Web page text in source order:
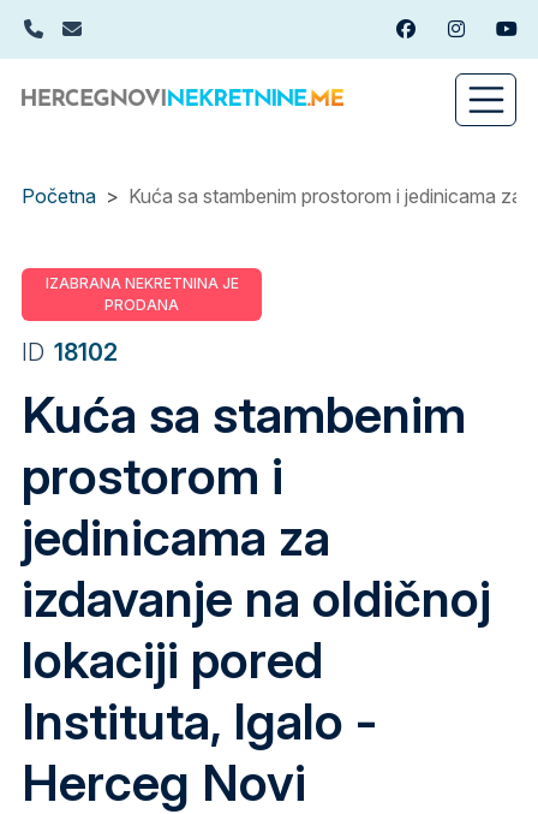
Skip
content
+382(0)67 449 988
info@hercegnovinekretnine.me FacebookInstagram
Početna Kuća sa stambenim prostorom i jedinicama
IZABRANA NEKRETNINA JE
PRODANA
ID 18102
Kuća sa stambenim
prostorom i
jedinicama za
izdavanje na oldičnoj
lokaciji pored
Instituta, Igalo -
Herceg Novi